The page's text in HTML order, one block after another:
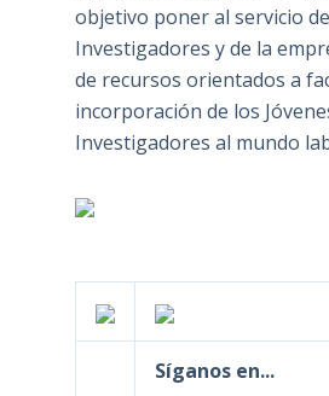
objetivo poner al servicio de
Investigadores y de la
de recursos orientados a
incorporación de los
Investigadores al mundo
Síganos en...